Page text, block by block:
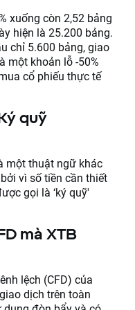
xuống còn 2,52 bảng
hiện là 25.200 bảng.
chỉ 5.600 bảng, giao
một khoản lỗ -50%
cổ phiếu thực tế
quỹ
một thuật ngữ khác
bởi vì số tiền cần thiết
gọi là ‘ký quỹ'
mà XTB
lệch (CFD) của
dịch trên toàn